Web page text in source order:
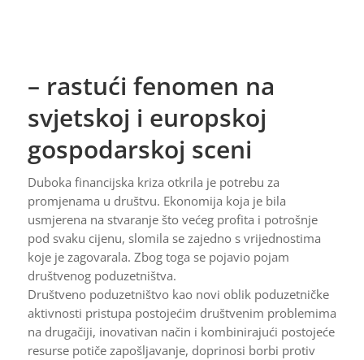
– rastući fenomen na
svjetskoj i europskoj
gospodarskoj sceni
Duboka financijska kriza otkrila je potrebu za
promjenama u društvu. Ekonomija koja je bila
usmjerena na stvaranje što većeg profita i potrošnje
pod svaku cijenu, slomila se zajedno s vrijednostima
koje je zagovarala. Zbog toga se pojavio pojam
društvenog poduzetništva.
Društveno poduzetništvo kao novi oblik poduzetničke
aktivnosti pristupa postojećim društvenim problemima
na drugačiji, inovativan način i kombinirajući postojeće
resurse potiče zapošljavanje, doprinosi borbi protiv